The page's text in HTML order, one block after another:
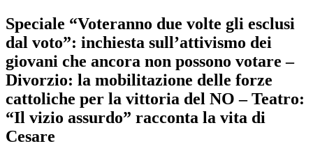
Speciale “Voteranno due volte gli esclusi
dal voto”: inchiesta sull’attivismo dei
giovani che ancora non possono votare –
Divorzio: la mobilitazione delle forze
cattoliche per la vittoria del NO – Teatro:
“Il vizio assurdo” racconta la vita di
Cesare